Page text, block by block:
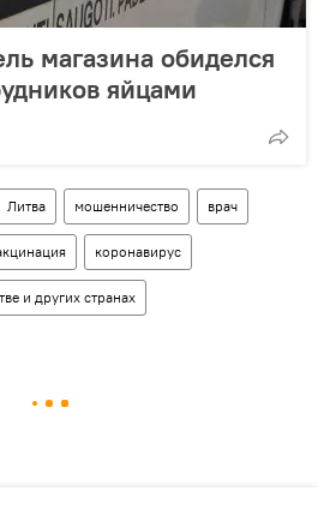
магазина обиделся
яйцами
Литва мошенничество врач
коронавирус
и других странах